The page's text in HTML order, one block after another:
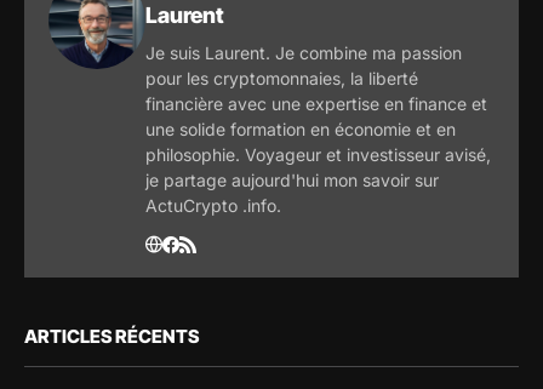
Laurent
Je suis Laurent. Je combine ma passion
pour les cryptomonnaies, la liberté
financière avec une expertise en finance et
une solide formation en économie et en
philosophie. Voyageur et investisseur avisé,
je partage aujourd'hui mon savoir sur
ActuCrypto .info.
ARTICLES RÉCENTS